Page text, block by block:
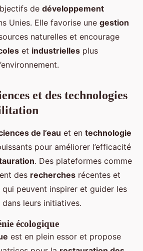
de développement
Unies. Elle favorise une gestion
naturelles et encourage
et industrielles plus
et des technologies
de l’eau et en technologie
pour améliorer l’efficacité
. Des plateformes comme
des recherches récentes et
qui peuvent inspirer et guider les
dans leurs initiatives.
écologique
est en plein essor et propose